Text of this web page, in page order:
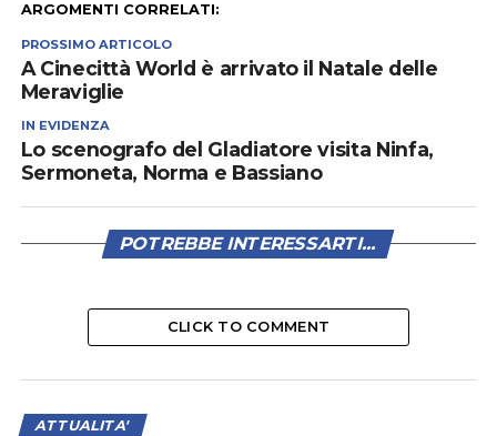
ARGOMENTI CORRELATI:
PROSSIMO ARTICOLO
A Cinecittà World è arrivato il Natale delle
Meraviglie
IN EVIDENZA
Lo scenografo del Gladiatore visita Ninfa,
Sermoneta, Norma e Bassiano
POTREBBE INTERESSARTI...
CLICK TO COMMENT
ATTUALITA'